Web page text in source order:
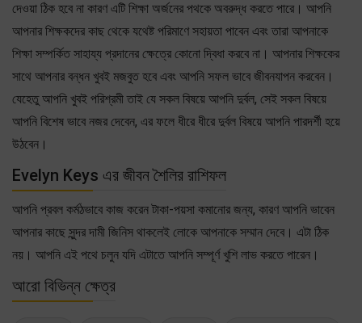
দেওয়া ঠিক হবে না কারণ এটি শিক্ষা অর্জনের পথকে অবরুদ্ধ করতে পারে। আপনি
আপনার শিক্ষকদের কাছ থেকে যথেষ্ট পরিমাণে সহায়তা পাবেন এবং তারা আপনাকে
শিক্ষা সম্পর্কিত সাহায্য প্রদানের ক্ষেত্রে কোনো দ্বিধা করবে না। আপনার শিক্ষকের
সাথে আপনার বন্ধন খুবই মজবুত হবে এবং আপনি সফল ভাবে জীবনযাপন করবেন।
যেহেতু আপনি খুবই পরিশ্রমী তাই যে সকল বিষয়ে আপনি দুর্বল, সেই সকল বিষয়ে
আপনি বিশেষ ভাবে নজর দেবেন, এর ফলে ধীরে ধীরে দুর্বল বিষয়ে আপনি পারদর্শী হয়ে
উঠবেন।
Evelyn Keys এর জীবন শৈলির রাশিফল
আপনি প্রবল কর্মঠভাবে কাজ করেন টাকা-পয়সা কমানোর জন্য, কারণ আপনি ভাবেন
আপনার কাছে সুন্দর দামী জিনিস থাকলেই লোকে আপনাকে সম্মান দেবে। এটা ঠিক
নয়। আপনি এই পথে চলুন যদি এটাতে আপনি সম্পূর্ণ খুশি লাভ করতে পারেন।
আরো বিভিন্ন ক্ষেত্র